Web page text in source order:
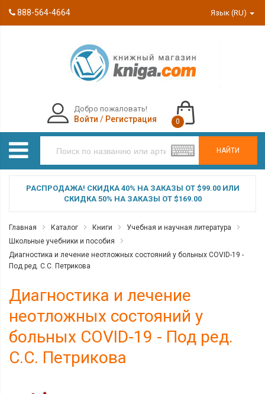
888-564-4664 Язык (RU)
НАЙТИ
Добро пожаловать!
Войти / Регистрация 0
РАСПРОДАЖА! СКИДКА 40% НА ЗАКАЗЫ ОТ $99.00 ИЛИ
СКИДКА 50% НА ЗАКАЗЫ ОТ $169.00
Главная Каталог Книги
Учебная и научная литература
Школьные учебники и пособия
Диагностика и лечение неотложных состояний у больных COVID-19 -
Под ред. С.С. Петрикова
Диагностика и лечение
неотложных состояний у
больных COVID-19 - Под ред.
С.С. Петрикова